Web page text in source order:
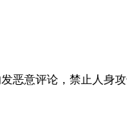
恶意评论，禁止人身攻